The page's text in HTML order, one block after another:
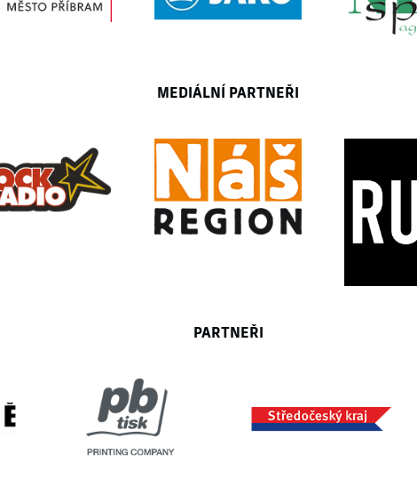
MEDIÁLNÍ PARTNEŘI
PARTNEŘI